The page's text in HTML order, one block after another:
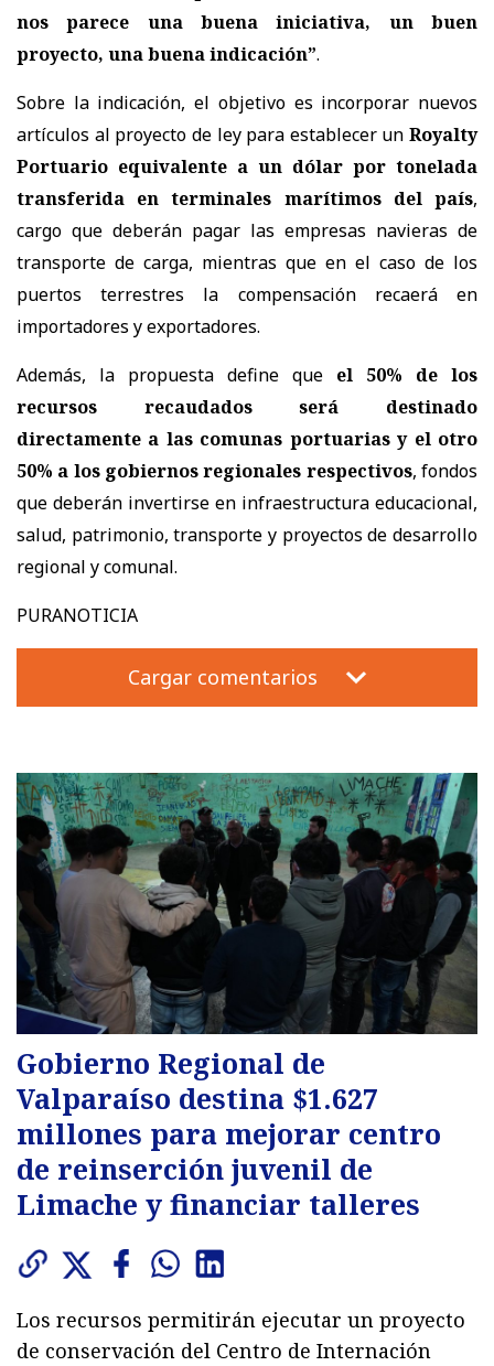
nos parece una buena iniciativa, un buen
proyecto, una buena indicación”.
Sobre la indicación, el objetivo es incorporar nuevos
artículos al proyecto de ley para establecer un Royalty
Portuario equivalente a un dólar por tonelada
transferida en terminales marítimos del país,
cargo que deberán pagar las empresas navieras de
transporte de carga, mientras que en el caso de los
puertos terrestres la compensación recaerá en
importadores y exportadores.
Además, la propuesta define que el 50% de los
recursos recaudados será destinado
directamente a las comunas portuarias y el otro
50% a los gobiernos regionales respectivos, fondos
que deberán invertirse en infraestructura educacional,
salud, patrimonio, transporte y proyectos de desarrollo
regional y comunal.
PURANOTICIA
Cargar comentarios
Gobierno Regional de
Valparaíso destina $1.627
millones para mejorar centro
de reinserción juvenil de
Limache y financiar talleres
Los recursos permitirán ejecutar un proyecto
de conservación del Centro de Internación